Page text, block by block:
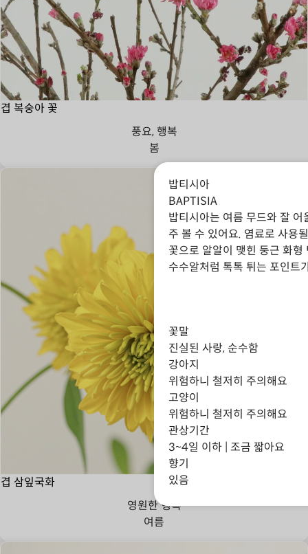
겹 복숭아 꽃
풍요, 행복
봄
겹 삼잎국화
영원한 행복
여름
밥티시아
BAPTISIA
밥티시아는 여름 무드와 잘
주 볼 수 있어요. 염료로 사용
꽃으로 알알이 맺힌 둥근 화
수수알처럼 톡톡 튀는 포인트
꽃말
진실된 사랑, 순수함
강아지
위험하니 철저히 주의해요
고양이
위험하니 철저히 주의해요
관상기간
3~4일 이하 | 조금 짧아요
향기
있음